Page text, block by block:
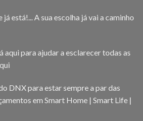
já está!... A sua escolha já vai a caminho
aqui para ajudar a esclarecer todas as
DNX para estar sempre a par das
em Smart Home | Smart Life |